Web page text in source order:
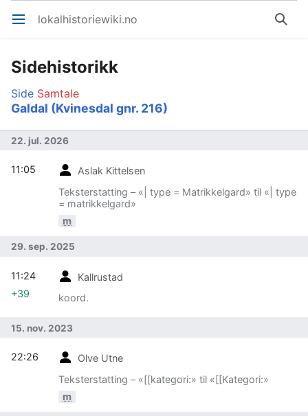
Åpne hovedmenyen lokalhistoriewiki.no Søk
Sidehistorikk
Side Samtale
Galdal (Kvinesdal gnr. 216)
22. jul. 2026
Aslak Kittelsen
Teksterstatting – «| type = Matrikkelgard» til «| type
= matrikkelgard»
m
11:05
29. sep. 2025
Kallrustad
koord.
11:24
+39
15. nov. 2023
Olve Utne
Teksterstatting – «[[kategori:» til «[[Kategori:»
m
22:26